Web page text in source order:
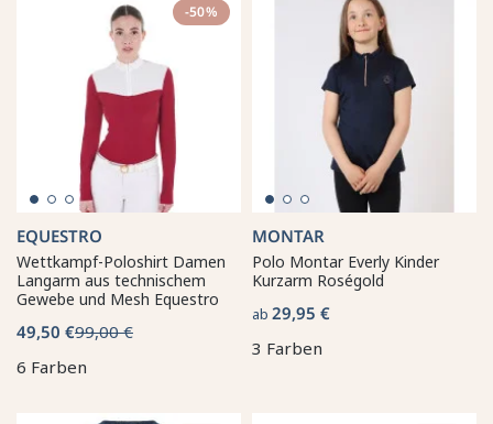
-50%
EQUESTRO
Wettkampf-Poloshirt Damen
Langarm aus technischem
Gewebe und Mesh Equestro
49,50 €99,00 €
6 Farben
MONTAR
Polo Montar Everly Kinder
Kurzarm Roségold
ab 29,95 €
3 Farben